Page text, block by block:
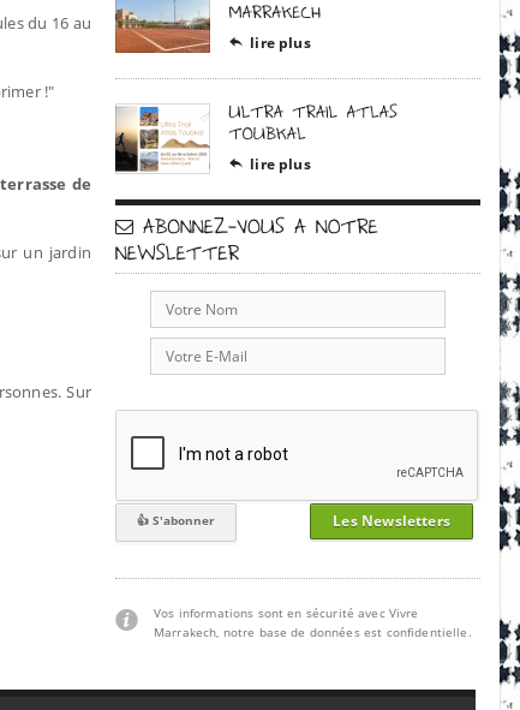
du 16 au
!"
de
un jardin
Sur
 lire plus
 lire plus
Les Newsletters
Vos informations sont en sécurité avec Vivre
Marrakech, notre base de données est confidentielle.